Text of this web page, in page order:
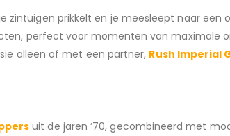
zintuigen prikkelt en je meesleept naar een
perfect voor momenten van maximale
alleen of met een partner, Rush Imperial
uit de jaren ’70, gecombineerd met